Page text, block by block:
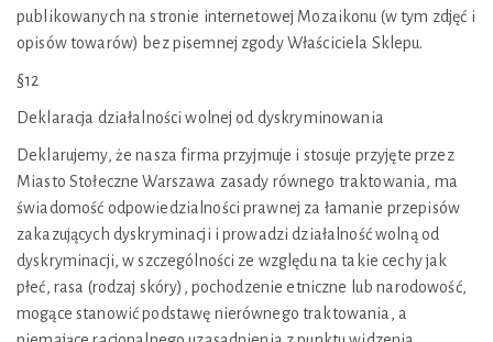
publikowanych na stronie internetowej Mozaikonu (w tym zdjęć i
opisów towarów) bez pisemnej zgody Właściciela Sklepu.
§12
Deklaracja działalności wolnej od dyskryminowania
Deklarujemy, że nasza firma przyjmuje i stosuje przyjęte przez
Miasto Stołeczne Warszawa zasady równego traktowania, ma
świadomość odpowiedzialności prawnej za łamanie przepisów
zakazujących dyskryminacji i prowadzi działalność wolną od
dyskryminacji, w szczególności ze względu na takie cechy jak
płeć, rasa (rodzaj skóry), pochodzenie etniczne lub narodowość,
mogące stanowić podstawę nierównego traktowania, a